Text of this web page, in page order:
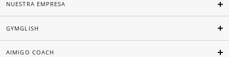
NUESTRA EMPRESA
GYMGLISH
AIMIGO COACH